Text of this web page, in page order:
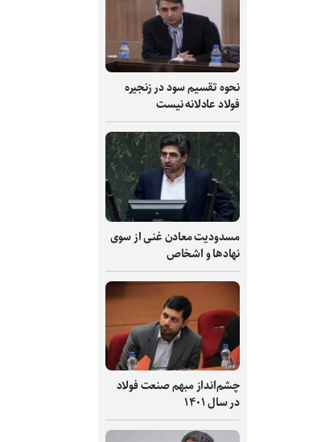
نحوه تقسیم سود در زنجیره
فولاد عادلانه نیست
مسدودیت معادن غنی از سوی
نهادها و اشخاص
چشم‌انداز مبهم صنعت فولاد
در سال ۱۴۰۱